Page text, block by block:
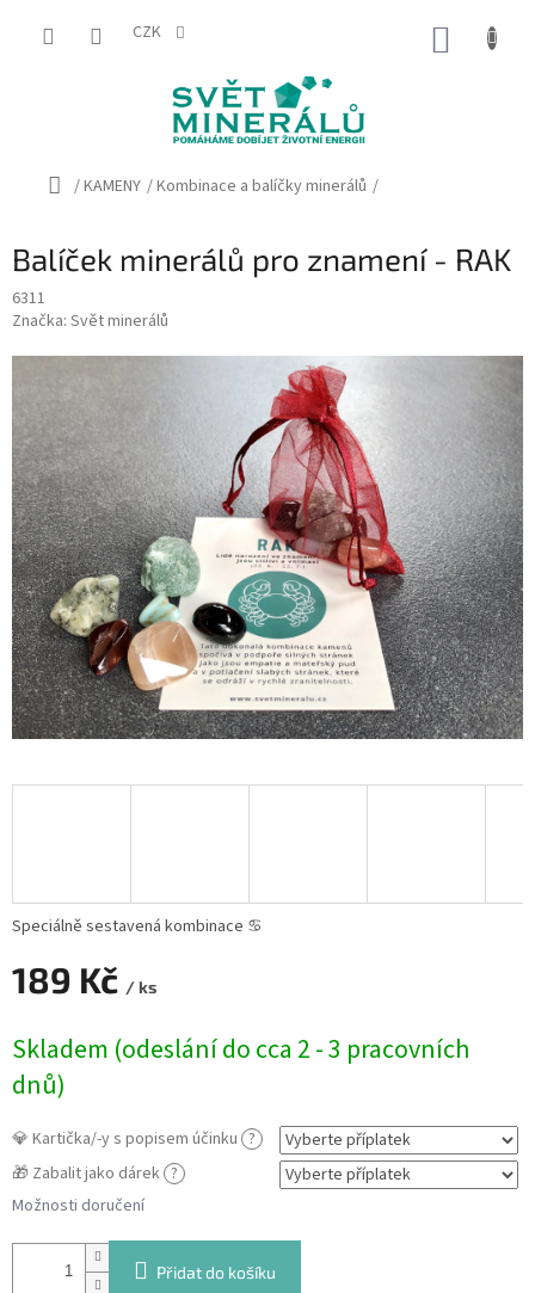
CZK
Domů
/KAMENY /Kombinace a balíčky minerálů /
Balíček minerálů pro znamení - RAK
6311
Značka: Svět minerálů
189 Kč / ks
cena:
Skladem (odeslání do cca 2 - 3 pracovních
dnů)
💎 Kartička/-y s popisem účinku ?
🎁 Zabalit jako dárek ?
Možnosti doručení
Přidat do košíku
Speciálně sestavená kombinace ♋